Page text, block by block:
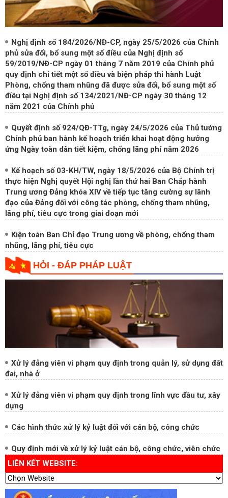
phủ sửa đổi, bổ sung một số điều của Nghị định số
59/2019/NĐ-CP ngày 01 tháng 7 năm 2019 của Chính phủ
quy định chi tiết một số điều và biện pháp thi hành Luật
Phòng, chống tham nhũng đã được sửa đổi, bổ sung một số
điều tại Nghị định số 134/2021/NĐ-CP ngày 30 tháng 12
năm 2021 của Chính phủ
Chính phủ ban hành kế hoạch triển khai hoạt động hưởng
ứng Ngày toàn dân tiết kiệm, chống lãng phí năm 2026
thực hiện Nghị quyết Hội nghị lần thứ hai Ban Chấp hành
Trung ương Đảng khóa XIV về tiếp tục tăng cường sự lãnh
đạo của Đảng đối với công tác phòng, chống tham nhũng,
lãng phí, tiêu cực trong giai đoạn mới
nhũng, lãng phí, tiêu cực
đai, nhà ở
dựng
LIÊN KẾT WEBSITE: